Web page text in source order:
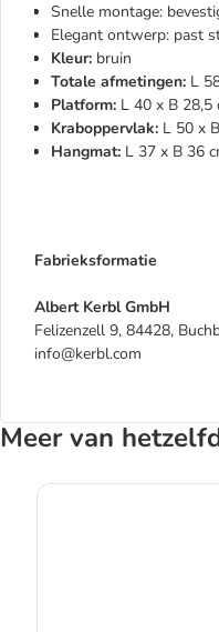
Snelle montage:
Elegant ontwerp: past
Kleur: bruin
Totale afmetingen: L
Platform: L 40 x B 28,5
Kraboppervlak: L 50 x
Hangmat: L 37 x B 36
Fabrieksformatie
Albert Kerbl GmbH
Felizenzell 9, 84428,
info@kerbl.com
Meer van